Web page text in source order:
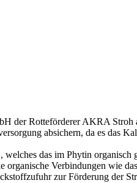
der Rotteförderer AKRA Stroh
absichern, da es das
, welches das im Phytin organisch
Verbindungen wie
zur Förderung der